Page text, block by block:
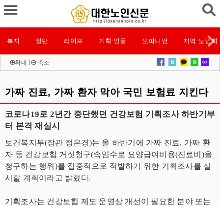
복지 일반 라이프 기획·인물 오피니언 지역·노인회
확대 l 축소
가짜 진료, 가짜 환자 막아 국민 보험료 지킨다
코로나19로 2년간 중단했던 건강보험 기획조사 하반기부
터 본격 재실시
보건복지부(장관 정은경)는 올 하반기에 가짜 진료, 가짜 환
자 등 건강보험 거짓청구(속임수로 요양급여비용(진료비)을
청구하는 행위)를 집중적으로 적발하기 위한 기획조사를 실
시할 계획이라고 밝혔다.
기획조사는 건강보험 제도 운영상 개선이 필요한 분야 또는